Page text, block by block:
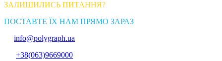
ЗАЛИШИЛИСЬ ПИТАННЯ?
ПОСТАВТЕ ЇХ НАМ ПРЯМО ЗАРАЗ
info@polygraph.ua
+38(063)9669000